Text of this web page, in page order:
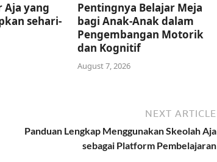
Aja yang
sehari-
Pentingnya Belajar Meja
bagi Anak-Anak dalam
Pengembangan Motorik
dan Kognitif
August 7, 2026
NEXT ARTICLE
Panduan Lengkap Menggunakan Skeolah Aja
sebagai Platform Pembelajaran